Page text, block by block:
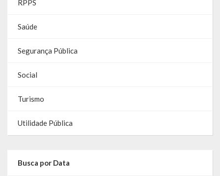
Relatório Anual de Gestão
Editais de Concursos/Processos Seletivos
Editais de Licitações
RPPS
Saúde
Segurança Pública
Social
Turismo
Utilidade Pública
Busca por Data